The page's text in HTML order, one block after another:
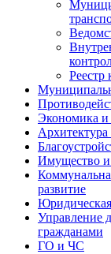
Реестр
Экономика и
Архитектура
Имущество и
развитие
Управление
гражданами
ГО и ЧС